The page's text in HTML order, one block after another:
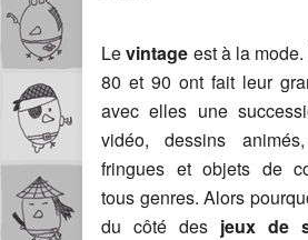
Levintage est à la
80 et 90 ont fait leur
avec elles une
vidéo, dessins
fringues et objets de
tous genres. Alors
du côté des jeux de